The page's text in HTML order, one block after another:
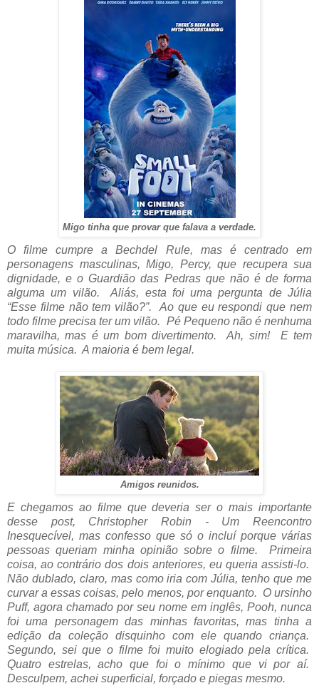
Migo tinha que provar que falava a verdade.
O filme cumpre a Bechdel Rule, mas é centrado em
personagens masculinas, Migo, Percy, que recupera sua
dignidade, e o Guardião das Pedras que não é de forma
alguma um vilão. Aliás, esta foi uma pergunta de Júlia
“Esse filme não tem vilão?”. Ao que eu respondi que nem
todo filme precisa ter um vilão. Pé Pequeno não é nenhuma
maravilha, mas é um bom divertimento. Ah, sim! E tem
muita música. A maioria é bem legal.
Amigos reunidos.
E chegamos ao filme que deveria ser o mais importante
desse post, Christopher Robin - Um Reencontro
Inesquecível, mas confesso que só o incluí porque várias
pessoas queriam minha opinião sobre o filme. Primeira
coisa, ao contrário dos dois anteriores, eu queria assisti-lo.
Não dublado, claro, mas como iria com Júlia, tenho que me
curvar a essas coisas, pelo menos, por enquanto. O ursinho
Puff, agora chamado por seu nome em inglês, Pooh, nunca
foi uma personagem das minhas favoritas, mas tinha a
edição da coleção disquinho com ele quando criança.
Segundo, sei que o filme foi muito elogiado pela crítica.
Quatro estrelas, acho que foi o mínimo que vi por aí.
Desculpem, achei superficial, forçado e piegas mesmo.